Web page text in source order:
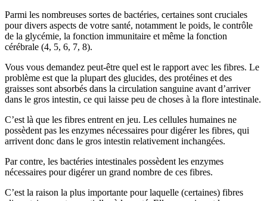
Parmi les nombreuses sortes de bactéries, certaines sont cruciales
pour divers aspects de votre santé, notamment le poids, le contrôle
de la glycémie, la fonction immunitaire et même la fonction
cérébrale (4, 5, 6, 7, 8).
Vous vous demandez peut-être quel est le rapport avec les fibres. Le
problème est que la plupart des glucides, des protéines et des
graisses sont absorbés dans la circulation sanguine avant d’arriver
dans le gros intestin, ce qui laisse peu de choses à la flore intestinale.
C’est là que les fibres entrent en jeu. Les cellules humaines ne
possèdent pas les enzymes nécessaires pour digérer les fibres, qui
arrivent donc dans le gros intestin relativement inchangées.
Par contre, les bactéries intestinales possèdent les enzymes
nécessaires pour digérer un grand nombre de ces fibres.
C’est la raison la plus importante pour laquelle (certaines) fibres